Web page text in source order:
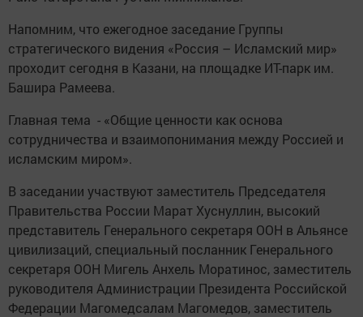
Напомним, что ежегодное заседание Группы
стратегического видения «Россия – Исламский мир»
проходит сегодня в Казани, на площадке ИТ-парк им.
Башира Рамеева.
Главная тема - «Общие ценности как основа
сотрудничества и взаимопонимания между Россией и
исламским миром».
В заседании участвуют заместитель Председателя
Правительства России Марат Хуснуллин, высокий
представитель Генерального секретаря ООН в Альянсе
цивилизаций, специальный посланник Генерального
секретаря ООН Мигель Анхель Моратинос, заместитель
руководителя Администрации Президента Российской
Федерации Магомедсалам Магомедов, заместитель